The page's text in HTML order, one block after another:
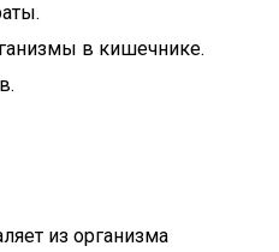
в кишечнике.
из организма